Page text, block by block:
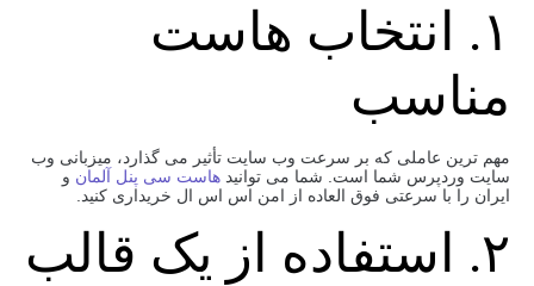
۱. انتخاب هاست
مناسب
مهم ترین عاملی که بر سرعت وب سایت تأثیر می گذارد، میزبانی وب
سایت وردپرس شما است. شما می توانیدهاست سی پنل آلمانو
ایران را با سرعتی فوق العاده از امن اس اس ال خریداری کنید.
۲. استفاده از یک قالب